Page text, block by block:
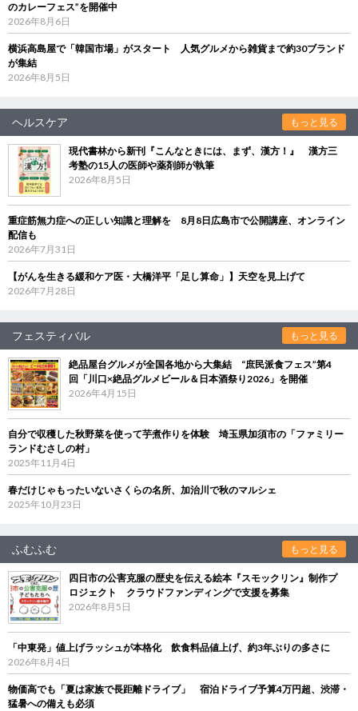
のカレーフェス”を開催中
2026年8月6日
横浜高島屋で「韓国市場」がスタート 人気グルメから雑貨まで約30ブランド
が集結
2026年8月5日
ヘルスケア もっと見る
現代書林から新刊『こんなときには、まず、漢方！』 漢方三
考塾の15人の医師や薬剤師が執筆
2026年8月5日
重症筋無力症への正しい知識と理解を 8月8日広島市で公開講座、オンライン
配信も
2026年7月31日
【がんを生きる緩和ケア医・大橋洋平「足し算命」】天空を見上げて
2026年7月28日
フェスティバル もっと見る
絶品屋台グルメが全国各地から大集結 “庶民派食フェス”第4
回「川口×絶品グルメビール＆日本酒祭り2026」を開催
2026年4月15日
自分で収穫した秋野菜を使って芋煮作りを体験 埼玉県加須市の「ファミリー
ランドむさしの村」
2025年11月4日
春だけじゃもったいないさくらの名所、加治川で秋のマルシェ
2025年10月23日
ふむふむ もっと見る
四日市の公害克服の歴史を伝える絵本『スモックリン』制作プ
ロジェクト クラウドファンディングで支援を募集
2026年8月5日
「中東発」値上げラッシュが本格化 飲食料品値上げ、約3年ぶりの多さに
2026年8月4日
物価高でも「夏は家族で長距離ドライブ」 宿泊ドライブ予算4万円超、渋滞・
猛暑への備えも必須